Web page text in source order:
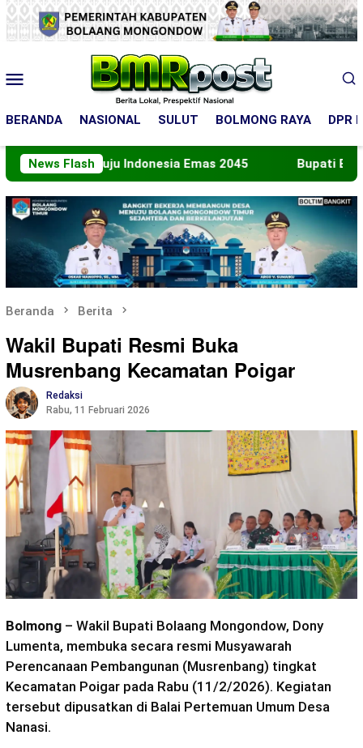
Loncat
ke
konten
Mobile
BERANDA NASIONAL SULUT BOLMONG RAYA DPR
News Flash
Menuju Indonesia Emas 2045 Bupati Boltara Lepas
Beranda Berita
Wakil Bupati Resmi Buka
Musrenbang Kecamatan Poigar
Redaksi
Rabu, 11 Februari 2026
Bolmong – Wakil Bupati Bolaang Mongondow, Dony
Lumenta, membuka secara resmi Musyawarah
Perencanaan Pembangunan (Musrenbang) tingkat
Kecamatan Poigar pada Rabu (11/2/2026). Kegiatan
tersebut dipusatkan di Balai Pertemuan Umum Desa
Nanasi.